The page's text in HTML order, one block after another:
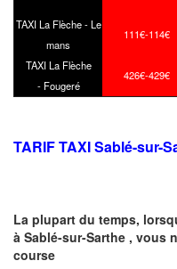
TAXI La Flèche - Le
mans
111€-114€
TAXI La Flèche
- Fougeré
426€-429€
TARIF TAXI Sablé-sur-
La plupart du temps,
à Sablé-sur-Sarthe , vous
course